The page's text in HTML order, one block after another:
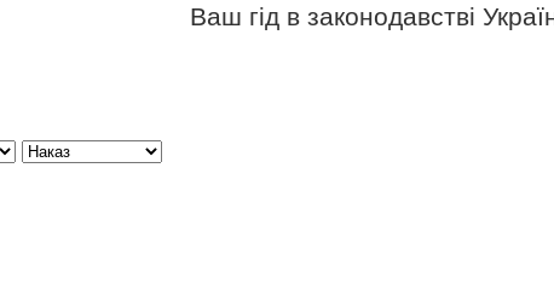
Ваш гід в законодавстві